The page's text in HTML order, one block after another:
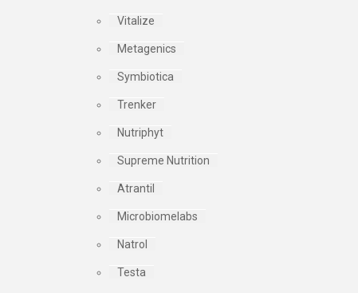
Vitalize
Metagenics
Symbiotica
Trenker
Nutriphyt
Supreme Nutrition
Atrantil
Microbiomelabs
Natrol
Testa